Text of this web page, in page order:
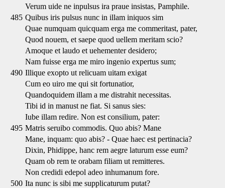
Verum uide ne inpulsus ira praue insistas, Pamphile.
485 Quibus iris pulsus nunc in illam iniquos sim
Quae numquam quicquam erga me commeritast, pater,
Quod nouem, et saepe quod uellem meritam scio?
Amoque et laudo et uehementer desidero;
Nam fuisse erga me miro ingenio expertus sum;
490 Illique exopto ut relicuam uitam exigat
Cum eo uiro me qui sit fortunatior,
Quandoquidem illam a me distrahit necessitas.
Tibi id in manust ne fiat. Si sanus sies:
Iube illam redire. Non est consilium, pater:
495 Matris seruibo commodis. Quo abis? Mane
Mane, inquam: quo abis? - Quae haec est pertinacia?
Dixin, Phidippe, hanc rem aegre laturum esse eum?
Quam ob rem te orabam filiam ut remitteres.
Non credidi edepol adeo inhumanum fore.
500 Ita nunc is sibi me supplicaturum putat?